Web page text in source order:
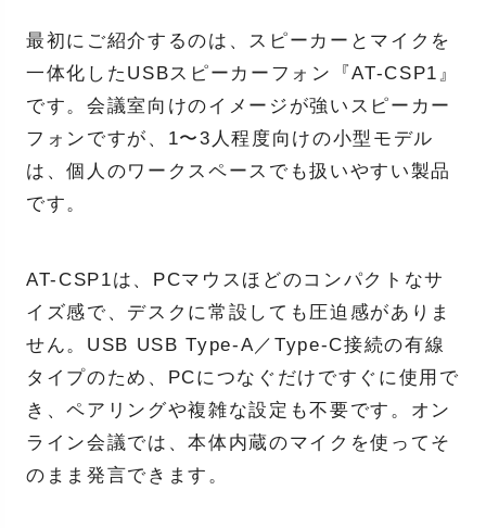
最初にご紹介するのは、スピーカーとマイクを
一体化したUSBスピーカーフォン『AT-CSP1』
です。会議室向けのイメージが強いスピーカー
フォンですが、1〜3人程度向けの小型モデル
は、個人のワークスペースでも扱いやすい製品
です。
AT-CSP1は、PCマウスほどのコンパクトなサ
イズ感で、デスクに常設しても圧迫感がありま
せん。USB USB Type-A／Type-C接続の有線
タイプのため、PCにつなぐだけですぐに使用で
き、ペアリングや複雑な設定も不要です。オン
ライン会議では、本体内蔵のマイクを使ってそ
のまま発言できます。